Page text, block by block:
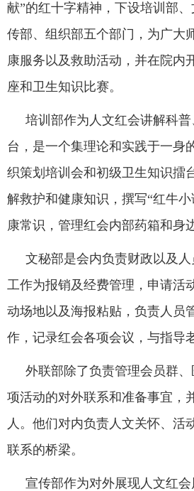
献”的红十字精神，下设培训部
传部、组织部五个部门，为广大
康服务以及救助活动，并在院内
座和卫生知识比赛。
培训部作为人文红会讲解科
台，是一个集理论和实践于一身
织策划培训会和初级卫生知识擂
解救护和健康知识，撰写“红牛
康常识，管理红会内部药箱和身
文秘部是会内负责财政以及
工作为报销及经费管理，申请活
动场地以及海报粘贴，负责人员
作，记录红会各项会议，与指导
外联部除了负责管理会员群
项活动的对外联系和准备事宜，
人。他们对内负责人文关怀、活
联系的桥梁。
宣传部作为对外展现人文红